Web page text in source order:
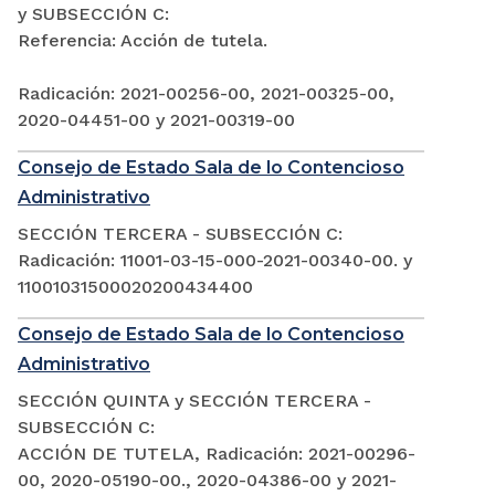
y SUBSECCIÓN C:
Referencia: Acción de tutela.
Radicación: 2021-00256-00, 2021-00325-00,
2020-04451-00 y 2021-00319-00
Consejo de Estado Sala de lo Contencioso
Administrativo
SECCIÓN TERCERA - SUBSECCIÓN C:
Radicación: 11001-03-15-000-2021-00340-00. y
11001031500020200434400
Consejo de Estado Sala de lo Contencioso
Administrativo
SECCIÓN QUINTA y SECCIÓN TERCERA -
SUBSECCIÓN C:
ACCIÓN DE TUTELA, Radicación: 2021-00296-
00, 2020-05190-00., 2020-04386-00 y 2021-